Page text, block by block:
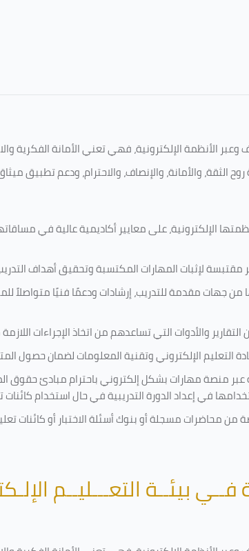
وعبر الأنظمة الإلكترونية، فهي تعني الأمانة
الثقة، والأمانة، والإنصاف، والاحترام، ودعم تطبيق
الإلكترونية، على معايير أكاديمية عالية في
مقتبسة لإثبات المهارات المكتسبة وتحقيق أهداف
جهات مقدمة للتدريب، إرشادات ودعمًا فنيًا متواصلاً
والأدوات التي تساعدهم من اتخاذ الإجراءات
الإلكتروني وتقنية المعلومات لضمان حصول
عبر منصة مهارات بشكل إلكتروني باحترام مبادئ
في إعداد الدورة التدريبية في حال استخدام
من محاضرات مسجلة أو بنوك أسئلة الاختبار أو
بيئــة التعـــليــم